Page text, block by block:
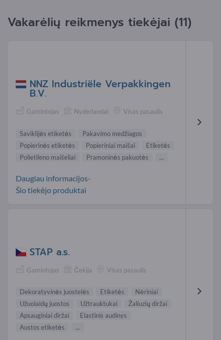
Vakarėlių reikmenys tiekėjai (11)
NNZ Industriële Verpakkingen
B.V.
Gamintojas Nyderlandai Visas pasaulis
Saviklijės etiketės
Pakavimo medžiagos
Popierinės etiketės
Popieriniai maišai
Etiketės
Polietileno maišeliai
Pramoninės pakuotės ...
Daugiau informacijos-
Šio tiekėjo produktai
STAP a.s.
Gamintojas Čekija Visas pasaulis
Dekoratyvinės juostelės Etiketės
Nėriniai
Užuolaidų juostos
Užtrauktukai
Žaliuzių diržai
Apsauginiai diržai
Elastinis audinys
Austos etiketės
...